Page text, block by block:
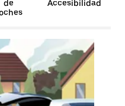
de
Accesibilidad